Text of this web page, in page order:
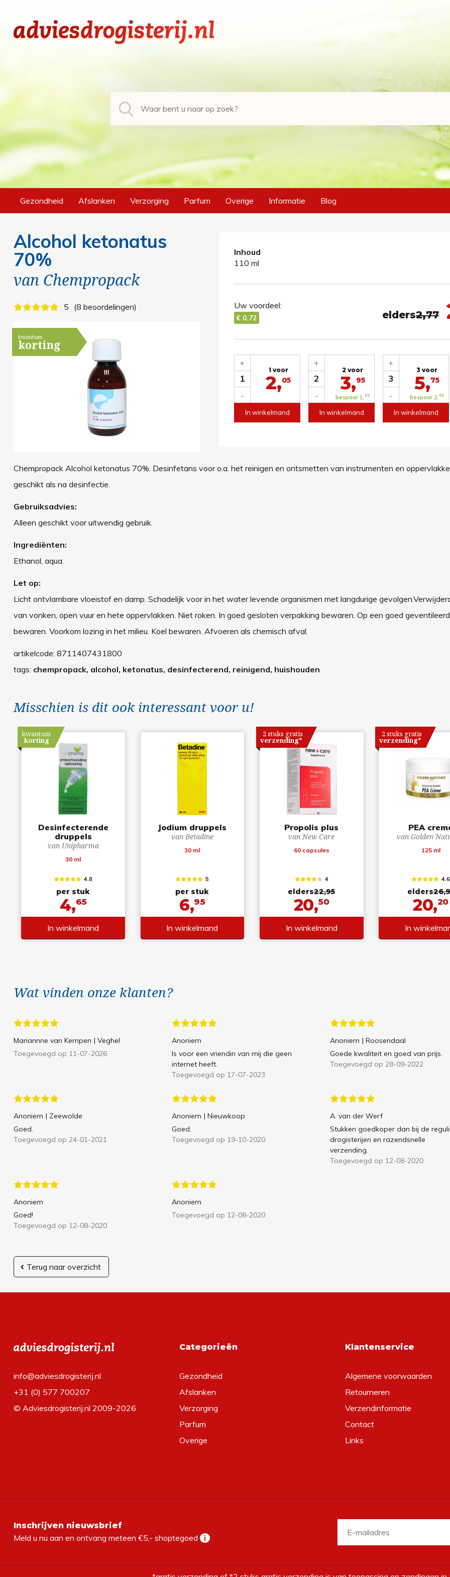
Gezondheid Afslanken Verzorging Parfum Overige Informatie Blog
Alcohol ketonatus
70%
van Chempropack
5 8 beoordelingen
kwantum
korting
Inhoud
110 ml
elders2,77
Uw voordeel:
€ 0,72
1
-
+
1 voor
2,05
In winkelmand
2
-
+
2 voor
3,95
bespaar 1, 59
In winkelmand
3
-
+
3 voor
5,75
bespaar 2, 56
In winkelmand
Chempropack Alcohol ketonatus 70%. Desinfetans voor o.a. het reinigen en ontsmetten van instrumenten en
geschikt als na desinfectie.
Gebruiksadvies:
Alleen geschikt voor uitwendig gebruik.
Ingrediënten:
Ethanol, aqua.
Let op:
Licht ontvlambare vloeistof en damp. Schadelijk voor in het water levende organismen met langdurige
van vonken, open vuur en hete oppervlakken. Niet roken. In goed gesloten verpakking bewaren. Op een goed
bewaren. Voorkom lozing in het milieu. Koel bewaren. Afvoeren als chemisch afval.
artikelcode: 8711407431800
tags: chempropack, alcohol, ketonatus, desinfecterend, reinigend, huishouden
Misschien is dit ook interessant voor u!
Desinfecterende
druppels
van Unipharma
30 ml
kwantum
korting
4.8
per stuk
4,65
In winkelmand
Jodium druppels
van Betadine
30 ml
5
per stuk
6,95
In winkelmand
Propolis plus
van New Care
60 capsules
2 stuks gratis
verzending*
4
elders22,95
20,50
In winkelmand
PEA
van Golden
125 ml
2 stuks gratis
verzending*
4.6
elders
20,20
In
Wat vinden onze klanten?
Mariannne van Kempen | Veghel
Toegevoegd op 11-07-2026
Anoniem
Is voor een vriendin van mij die geen
internet heeft.
Toegevoegd op 17-07-2023
Anoniem | Roosendaal
Goede kwaliteit en goed van prijs.
Toegevoegd op 28-09-2022
Anoniem | Zeewolde
Goed.
Toegevoegd op 24-01-2021
Anoniem | Nieuwkoop
Goed.
Toegevoegd op 19-10-2020
A. van der Werf
Stukken goedkoper dan bij de
drogisterijen en razendsnelle
verzending.
Toegevoegd op 12-08-2020
Anoniem
Goed!
Toegevoegd op 12-08-2020
Anoniem
Toegevoegd op 12-08-2020
Terug naar overzicht
info@adviesdrogisterij.nl
+31 (0) 577 700207
© Adviesdrogisterij.nl 2009-2026
Categorieën
Gezondheid
Afslanken
Verzorging
Parfum
Overige
Klantenservice
Algemene voorwaarden
Retourneren
Verzendinformatie
Contact
Links
Inschrijven nieuwsbrief
Meld u nu aan en ontvang meteen €5,- shoptegoed i